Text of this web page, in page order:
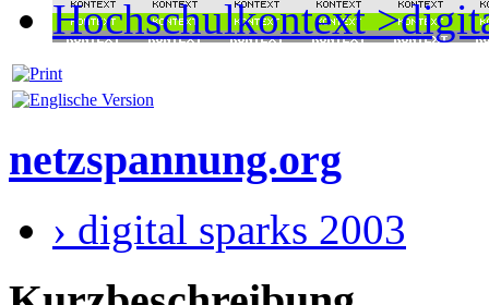
Hochschulkontext
netzspannung.org
› digital sparks 2003